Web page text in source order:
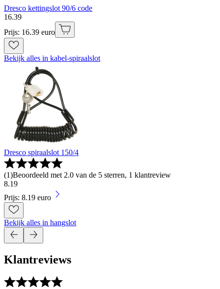
Dresco kettingslot 90/6 code
16.39
Prijs: 16.39 euro
Bekijk alles in kabel-spiraalslot
Dresco spiraalslot 150/4
(1)Beoordeeld met 2.0 van de 5 sterren, 1 klantreview
8.19
Prijs: 8.19 euro
Bekijk alles in hangslot
Klantreviews